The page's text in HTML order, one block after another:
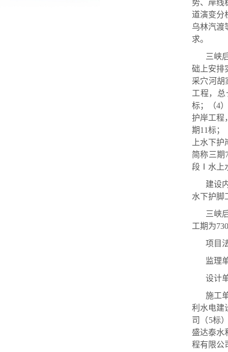
势、岸线
道演变分
乌林汽渡
求。
三峡
础上安排
采穴河胡
工程，
标；（4
护岸工程
期11标；
上水下
简称三期
段Ⅰ水上
建设
水下护脚
三峡
工期为
项目
监理
设计
施工
利水电建
司（5标
盛达泰水
程有限公